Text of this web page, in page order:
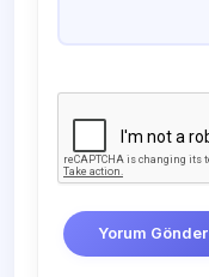
Yorum Gönder